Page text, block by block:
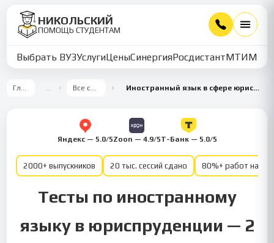
НИКОЛЬСКИЙ
ПОМОЩЬ СТУДЕНТАМ
Выбрать ВУЗУслугиЦеныСинергияРосдистантМТИММУ
Главная … Все семестры Иностранный язык в сфере юриспруденции 2 семестр
Яндекс — 5.0/5Zoon — 4.9/5Т-Банк — 5.0/5
2000+ выпускников 20 тыс. сессий сдано 80%+ работ на
Тесты по иностранному
языку в юриспруденции — 2